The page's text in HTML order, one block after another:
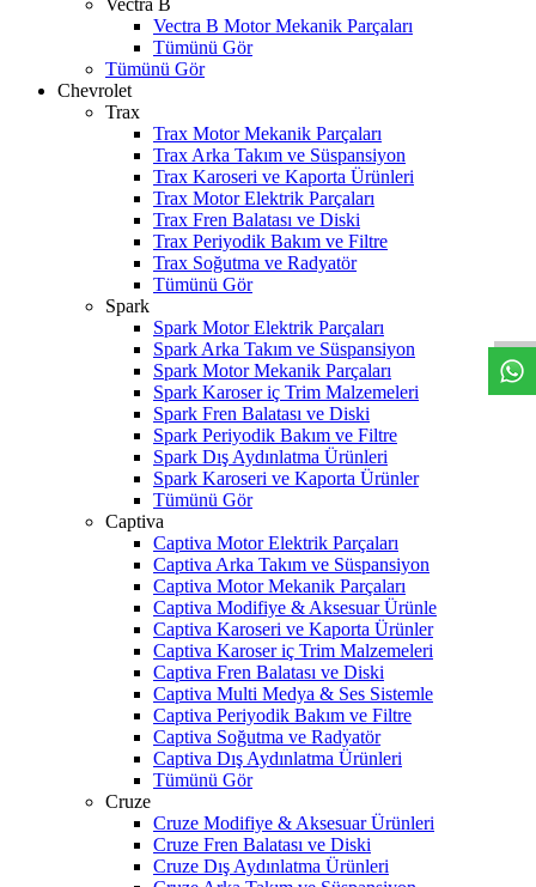
Vectra B
Vectra B Motor Mekanik Parçaları
Tümünü Gör
Tümünü Gör
Chevrolet
Trax
Trax Motor Mekanik Parçaları
Trax Arka Takım ve Süspansiyon
Trax Karoseri ve Kaporta Ürünleri
Trax Motor Elektrik Parçaları
Trax Fren Balatası ve Diski
Trax Periyodik Bakım ve Filtre
Trax Soğutma ve Radyatör
Tümünü Gör
Spark
Spark Motor Elektrik Parçaları
Spark Arka Takım ve Süspansiyon
Spark Motor Mekanik Parçaları
Spark Karoser iç Trim Malzemeleri
Spark Fren Balatası ve Diski
Spark Periyodik Bakım ve Filtre
Spark Dış Aydınlatma Ürünleri
Spark Karoseri ve Kaporta Ürünler
Tümünü Gör
Captiva
Captiva Motor Elektrik Parçaları
Captiva Arka Takım ve Süspansiyon
Captiva Motor Mekanik Parçaları
Captiva Modifiye & Aksesuar Ürünle
Captiva Karoseri ve Kaporta Ürünler
Captiva Karoser iç Trim Malzemeleri
Captiva Fren Balatası ve Diski
Captiva Multi Medya & Ses Sistemle
Captiva Periyodik Bakım ve Filtre
Captiva Soğutma ve Radyatör
Captiva Dış Aydınlatma Ürünleri
Tümünü Gör
Cruze
Cruze Modifiye & Aksesuar Ürünleri
Cruze Fren Balatası ve Diski
Cruze Dış Aydınlatma Ürünleri